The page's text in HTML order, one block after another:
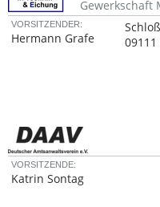
Gewerkschaft
VORSITZENDER:
Hermann Grafe
VORSITZENDE:
Katrin Sontag